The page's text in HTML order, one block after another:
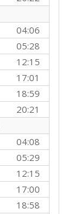
04:06
05:28
12:15
17:01
18:59
20:21
04:08
05:29
12:15
17:00
18:58